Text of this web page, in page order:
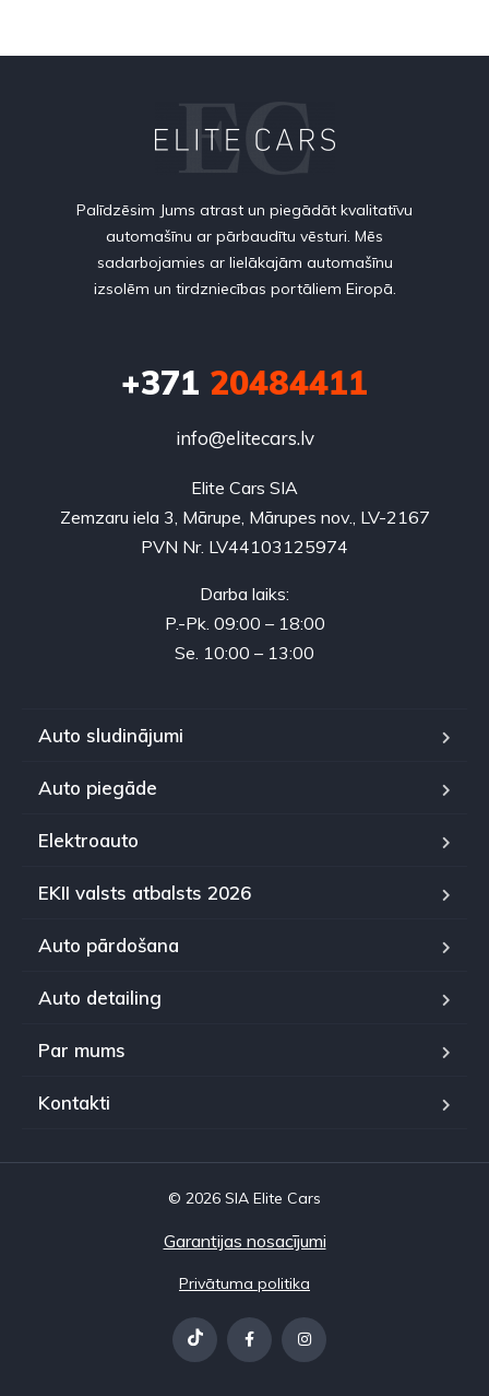
Palīdzēsim Jums atrast un piegādāt kvalitatīvu
automašīnu ar pārbaudītu vēsturi. Mēs
sadarbojamies ar lielākajām automašīnu
izsolēm un tirdzniecības portāliem Eiropā.
+371 20484411
info@elitecars.lv
Elite Cars SIA
Zemzaru iela 3, Mārupe, Mārupes nov., LV-2167
PVN Nr. LV44103125974
Darba laiks:
P.-Pk. 09:00 – 18:00
Se. 10:00 – 13:00
Auto sludinājumi
Auto piegāde
Elektroauto
EKII valsts atbalsts 2026
Auto pārdošana
Auto detailing
Par mums
Kontakti
© 2026 SIA Elite Cars
Garantijas nosacījumi
Privātuma politika